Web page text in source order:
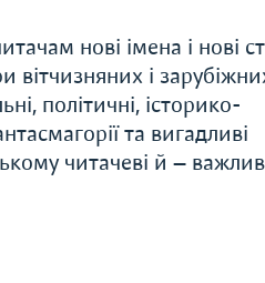
нові імена і нові
вітчизняних і
політичні, історико-
та вигадливі
читачеві й —